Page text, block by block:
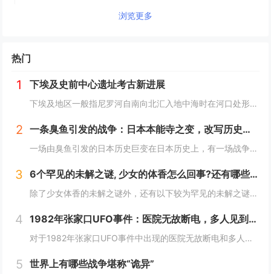
浏览更多
热门
1 下埃及史前中心遗址考古新进展
下埃及地区一般指尼罗河自南向北汇入地中海时在河口处形成的冲积平原地带，即尼罗河三角洲地区，与之相对应的是尼罗河河谷地带的上埃及地区。下埃及水系发达，水网密布，自史前时期就已有人类在此活动。然而，三角洲地区的地下水位较高，不利于地下文物的保存...
2 一条臭鱼引发的战争：日本本能寺之变，改写历史的诡异之战？
一场由臭鱼引发的日本历史巨变在日本历史上，有一场战争因其离奇的起因而备受瞩目，这便是1582年的本能寺之变。这场战争不仅彻底改变了日本的命运，更因其起因——一条臭鱼，而显得尤为诡异。当时，日本正处于战国时代，各大诸侯势力割据一方。而织田信长...
3 6个罕见的未解之谜, 少女的体香怎么回事?还有哪些？
除了少女体香的未解之谜外，还有以下较为罕见的未解之谜：1. **人体自燃现象**：在某些情况下，人体会莫名其妙地起火燃烧，而且火势凶猛，受害者往往在短时间内被严重烧伤甚至死亡。这种现象极其罕见且令人费解，因为人体本身通常不具备自燃的条件。一...
4 1982年张家口UFO事件：医院无故断电，多人见到奇怪的光，这事你怎么看？
对于1982年张家口UFO事件中出现的医院无故断电和多人见到奇怪的光这一现象，可以从以下几个角度来分析：1. **自然现象或天文现象误认的可能性**：- **大气光学现象**：自然界中存在着多种大气光学现象，如球状闪电、极光、海市蜃楼等。在...
5 世界上有哪些战争堪称“诡异”